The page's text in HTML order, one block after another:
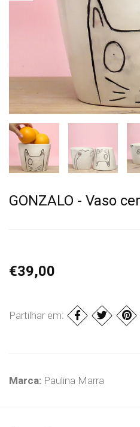
GONZALO - Vaso
€39,00
Partilhar em:
Marca: Paulina Marra